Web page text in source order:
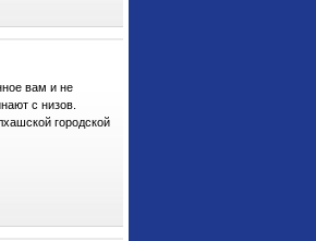
вам и не
с низов.
городской